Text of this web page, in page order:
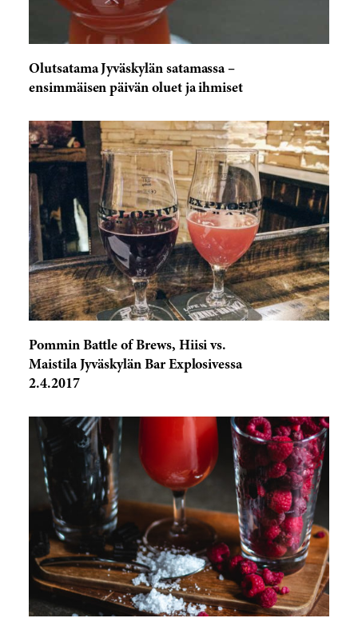
Olutsatama Jyväskylän satamassa –
ensimmäisen päivän oluet ja ihmiset
Pommin Battle of Brews, Hiisi vs.
Maistila Jyväskylän Bar Explosivessa
2.4.2017